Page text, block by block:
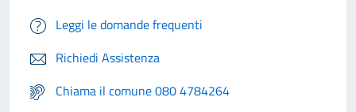
Leggi le domande frequenti
Richiedi Assistenza
Chiama il comune 080 4784264